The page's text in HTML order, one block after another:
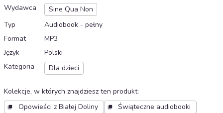
Wydawca
Sine Qua Non
Typ
Audiobook - pełny
Format
MP3
Język
Polski
Kategoria
Dla dzieci
Kolekcje, w których znajdziesz ten produkt:
Opowieści z Białej Doliny
Świąteczne audiobooki